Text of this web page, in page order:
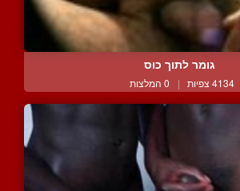
גומר לתוך כוס
4134 צפיות | 0 המלצות